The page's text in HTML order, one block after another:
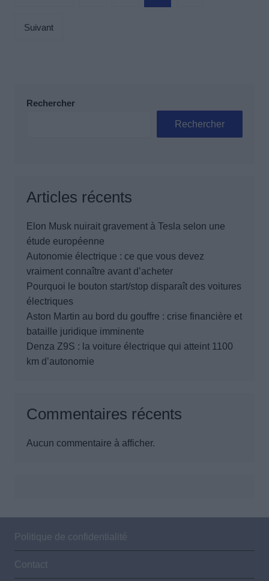
publications
Suivant
Rechercher
Rechercher
Articles récents
Elon Musk nuirait gravement à Tesla selon une
étude européenne
Autonomie électrique : ce que vous devez
vraiment connaître avant d’acheter
Pourquoi le bouton start/stop disparaît des voitures
électriques
Aston Martin au bord du gouffre : crise financière et
bataille juridique imminente
Denza Z9S : la voiture électrique qui atteint 1100
km d’autonomie
Commentaires récents
Aucun commentaire à afficher.
Politique de confidentialité
Contact